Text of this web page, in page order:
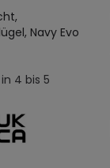
Navy Evo
4 bis 5